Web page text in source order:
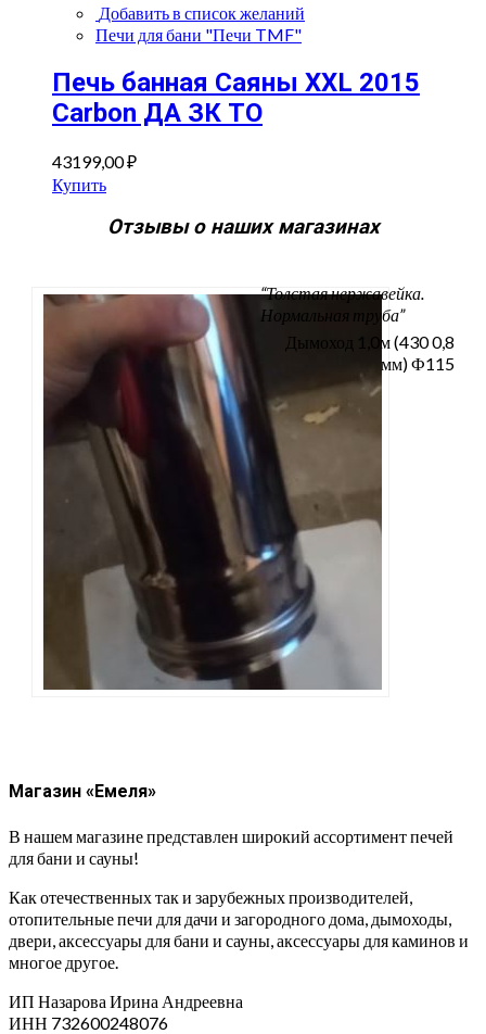
Добавить в список желаний
Печи для бани "Печи TMF"
Печь банная Саяны XXL 2015
Сarbon ДА ЗК ТО
43199,00₽
Купить
Отзывы о наших магазинах
“Толстая нержавейка.
Нормальная труба”
Дымоход 1,0м (430 0,8
мм) Ф115
Магазин «Емеля»
В нашем магазине представлен широкий ассортимент печей
для бани и сауны!
Как отечественных так и зарубежных производителей,
отопительные печи для дачи и загородного дома, дымоходы,
двери, аксессуары для бани и сауны, аксессуары для каминов и
многое другое.
ИП Назарова Ирина Андреевна⁠
ИНН 732600248076